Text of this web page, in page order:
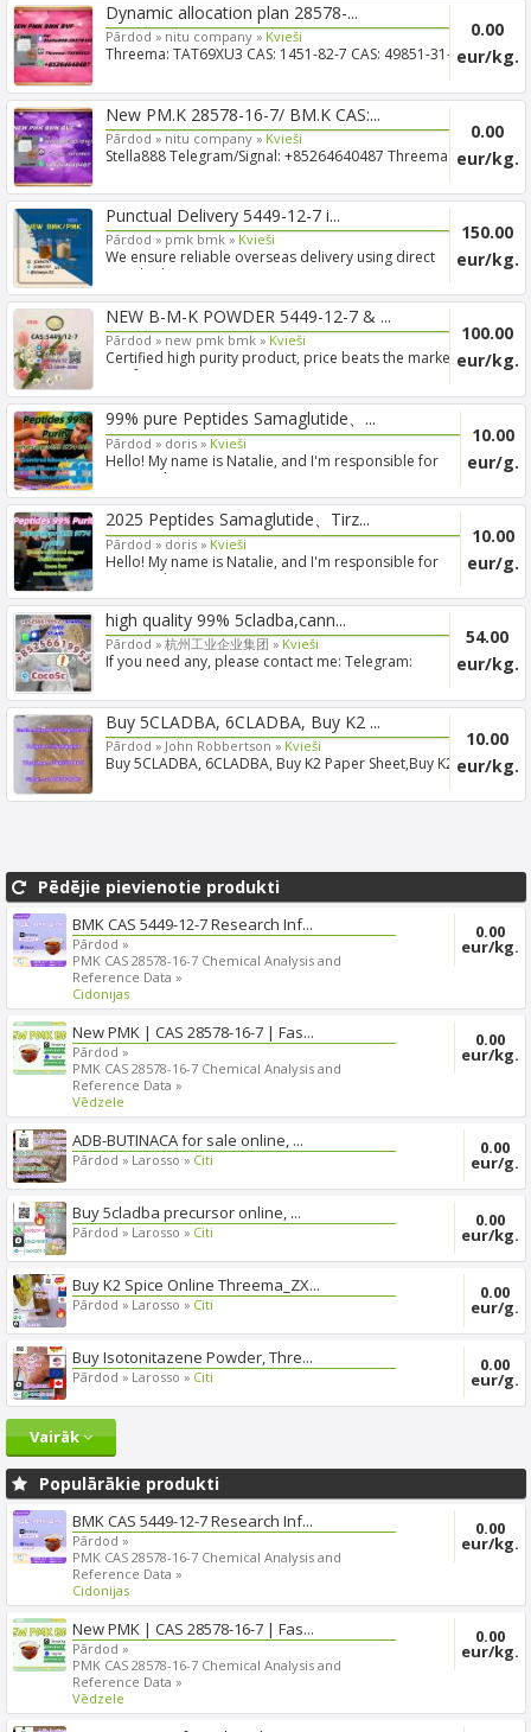
Dynamic allocation plan 28578-...
Pārdod » nitu company » Kvieši
Threema: TAT69XU3 CAS: 1451-82-7 CAS: 49851-31-2
0.00
eur/kg.
New PM.K 28578-16-7/ BM.K CAS:...
Pārdod »nitu company »Kvieši
Stella888 Telegram/Signal: +85264640487 Threema:
0.00
eur/kg.
Punctual Delivery 5449-12-7 i...
Pārdod » pmk bmk » Kvieši
We ensure reliable overseas delivery using direct
supply cha...
150.00
eur/kg.
NEW B-M-K POWDER 5449-12-7 & ...
Pārdod » new pmk bmk » Kvieši
Certified high purity product, price beats the market
Get f...
100.00
eur/kg.
99% pure Peptides Samaglutide、...
Pārdod »doris »Kvieši
Hello! My name is Natalie, and I'm responsible for
partnersh...
10.00
eur/g.
2025 Peptides Samaglutide、Tirz...
Pārdod » doris » Kvieši
Hello! My name is Natalie, and I'm responsible for
partnersh...
10.00
eur/g.
high quality 99% 5cladba,cann...
Pārdod » 杭州工业企业集团 » Kvieši
If you need any, please contact me: Telegram:
54.00
eur/kg.
Buy 5CLADBA, 6CLADBA, Buy K2 ...
Pārdod »John Robbertson »Kvieši
Buy 5CLADBA, 6CLADBA, Buy K2 Paper Sheet,Buy K2
10.00
eur/kg.
Pēdējie pievienotie produkti
BMK CAS 5449-12-7 Research Inf...
Pārdod »
PMK CAS 28578-16-7 Chemical Analysis and
Reference Data »
Cidonijas
0.00
eur/kg.
New PMK | CAS 28578-16-7 | Fas...
Pārdod »
PMK CAS 28578-16-7 Chemical Analysis and
Reference Data »
Vēdzele
0.00
eur/kg.
ADB-BUTINACA for sale online, ...
Pārdod » Larosso » Citi
0.00
eur/g.
Buy 5cladba precursor online, ...
Pārdod » Larosso » Citi
0.00
eur/kg.
Buy K2 Spice Online Threema_ZX...
Pārdod » Larosso » Citi
0.00
eur/g.
Buy Isotonitazene Powder, Thre...
Pārdod » Larosso » Citi
0.00
eur/g.
Vairāk
Populārākie produkti
BMK CAS 5449-12-7 Research Inf...
Pārdod »
PMK CAS 28578-16-7 Chemical Analysis and
Reference Data »
Cidonijas
0.00
eur/kg.
New PMK | CAS 28578-16-7 | Fas...
Pārdod »
PMK CAS 28578-16-7 Chemical Analysis and
Reference Data »
Vēdzele
0.00
eur/kg.